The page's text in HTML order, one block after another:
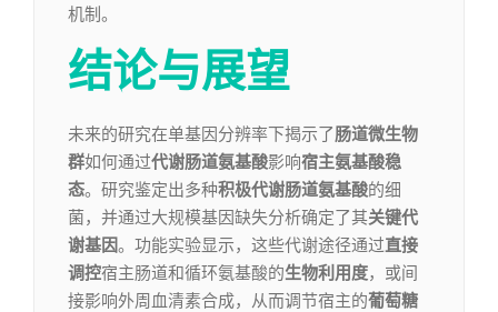
机制。
结论与展望
未来的研究在单基因分辨率下揭示了肠道微生物
群如何通过代谢肠道氨基酸影响宿主氨基酸稳
态。研究鉴定出多种积极代谢肠道氨基酸的细
菌，并通过大规模基因缺失分析确定了其关键代
谢基因。功能实验显示，这些代谢途径通过直接
调控宿主肠道和循环氨基酸的生物利用度，或间
接影响外周血清素合成，从而调节宿主的葡萄糖